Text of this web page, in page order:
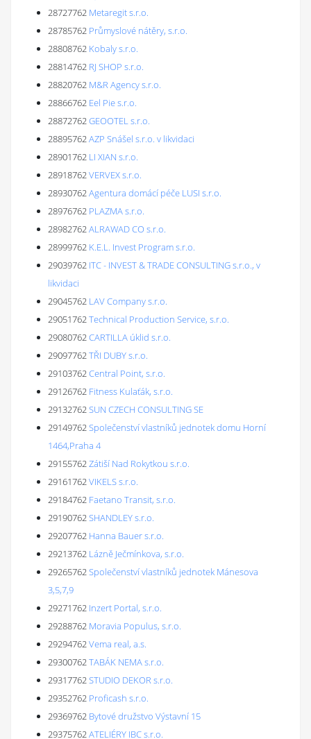
28727762 Metaregit s.r.o.
28785762 Průmyslové nátěry, s.r.o.
28808762 Kobaly s.r.o.
28814762 RJ SHOP s.r.o.
28820762 M&R Agency s.r.o.
28866762 Eel Pie s.r.o.
28872762GEOOTEL s.r.o.
28895762AZP Snášel s.r.o. v likvidaci
28901762 LI XIAN s.r.o.
28918762VERVEX s.r.o.
28930762Agentura domácí péče LUSI s.r.o.
28976762 PLAZMA s.r.o.
28982762ALRAWAD CO s.r.o.
28999762 K.E.L. Invest Program s.r.o.
29039762 ITC - INVEST & TRADE CONSULTING s.r.o., v
likvidaci
29045762 LAV Company s.r.o.
29051762Technical Production Service, s.r.o.
29080762CARTILLA úklid s.r.o.
29097762TŘI DUBY s.r.o.
29103762Central Point, s.r.o.
29126762 Fitness Kulaťák, s.r.o.
29132762SUN CZECH CONSULTING SE
29149762Společenství vlastníků jednotek domu Horní
1464,Praha 4
29155762Zátiší Nad Rokytkou s.r.o.
29161762VIKELS s.r.o.
29184762 Faetano Transit, s.r.o.
29190762SHANDLEY s.r.o.
29207762 Hanna Bauer s.r.o.
29213762 Lázně Ječmínkova, s.r.o.
29265762Společenství vlastníků jednotek Mánesova
3,5,7,9
29271762 Inzert Portal, s.r.o.
29288762 Moravia Populus, s.r.o.
29294762Vema real, a.s.
29300762TABÁK NEMA s.r.o.
29317762STUDIO DEKOR s.r.o.
29352762 Proficash s.r.o.
29369762 Bytové družstvo Výstavní 15
29375762ATELIÉRY IBC s.r.o.